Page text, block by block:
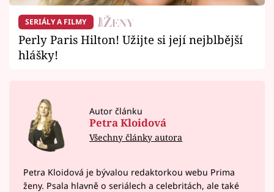
SERIÁLY A FILMY
Perly Paris Hilton! Užijte si její nejblbější
hlášky!
Autor článku
Petra Kloidová
Všechny články autora
Petra Kloidová je bývalou redaktorkou webu Prima
ženy. Psala hlavně o seriálech a celebritách, ale také